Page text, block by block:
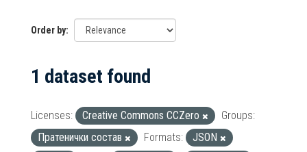
Order by
1 dataset found
Licenses: Creative Commons CCZero
Groups:
Пратенички состав
Formats:
JSON